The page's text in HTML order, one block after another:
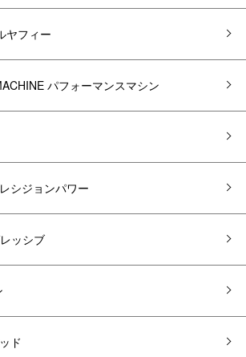
ヤフィー
パフォーマンスマシン
シジョンパワー
ッシブ
ド